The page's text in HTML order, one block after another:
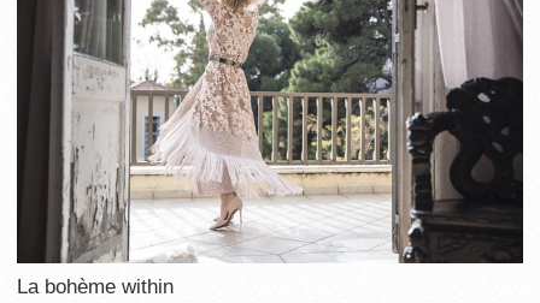
La bohème within